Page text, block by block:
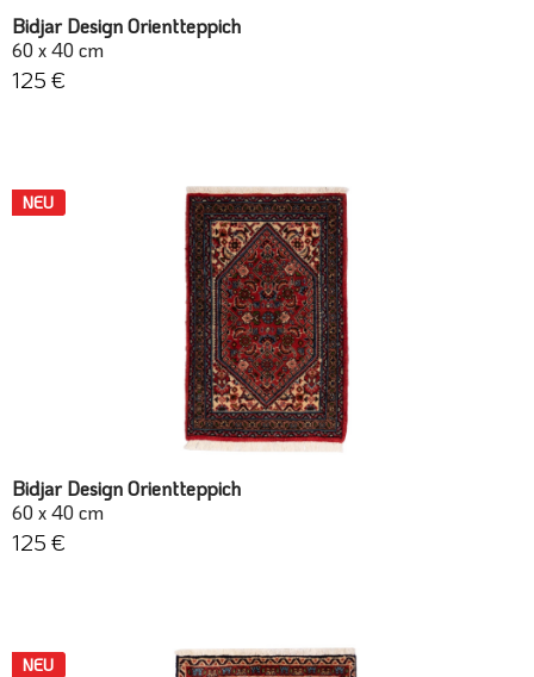
Bidjar Design Orientteppich
60 x 40 cm
125 €
NEU
Bidjar Design Orientteppich
60 x 40 cm
125 €
NEU